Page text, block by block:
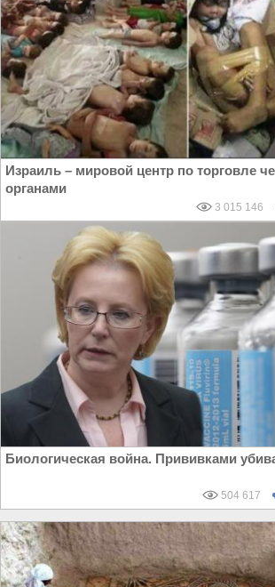
Израиль – мировой центр по торговле
органами
3 015 146
Биологическая война. Прививками
504 617